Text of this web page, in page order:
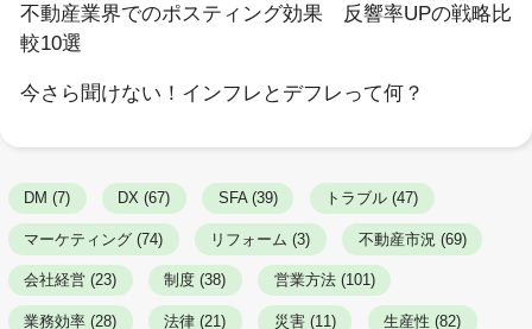
不動産業界でのポスティング効果 反響率UPの戦略比
較10選
今さら聞けない！インフレとデフレって何？
DM (7) DX (67) SFA (39) トラブル (47)
マーケティング (74) リフォーム (3) 不動産市況 (69)
会社経営 (23) 制度 (38) 営業方法 (101)
業務効率 (28) 法律 (21) 災害 (11) 生産性 (82)